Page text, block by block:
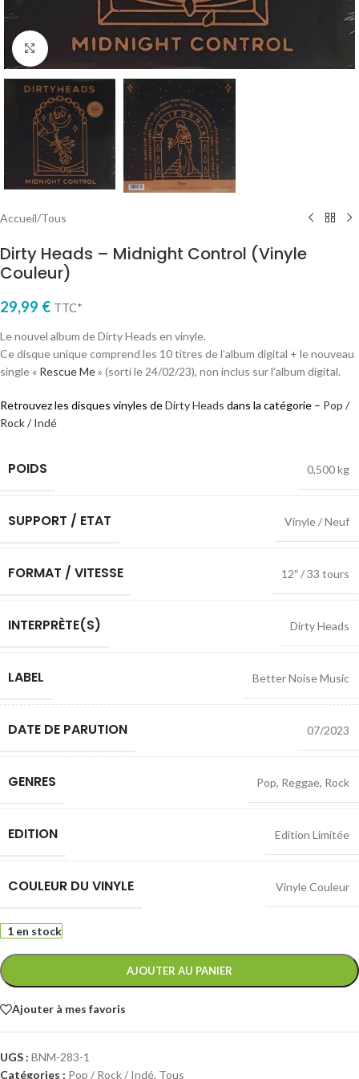
Cliquez pour agrandir
Accueil/Tous
Dirty Heads – Midnight Control (Vinyle
Couleur)
29,99 € TTC*
Le nouvel album de Dirty Heads en vinyle.
Ce disque unique comprend les 10 titres de l’album digital + le nouveau
single « Rescue Me» (sorti le 24/02/23), non inclus sur l’album digital.
Retrouvez les disques vinyles deDirty Heads dans la catégorie – Pop /
Rock / Indé
POIDS 0,500 kg
SUPPORT / ETAT Vinyle / Neuf
FORMAT / VITESSE 12″ / 33 tours
INTERPRÈTE(S) Dirty Heads
LABEL Better Noise Music
DATE DE PARUTION 07/2023
GENRES Pop, Reggae, Rock
EDITION Edition Limitée
COULEUR DU VINYLE Vinyle Couleur
1 en stock
AJOUTER AU PANIER
Ajouter à mes favoris
UGS : BNM-283-1
Catégories : Pop / Rock / Indé, Tous